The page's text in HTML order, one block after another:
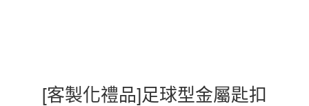
[客製化禮品]足球型金屬匙扣